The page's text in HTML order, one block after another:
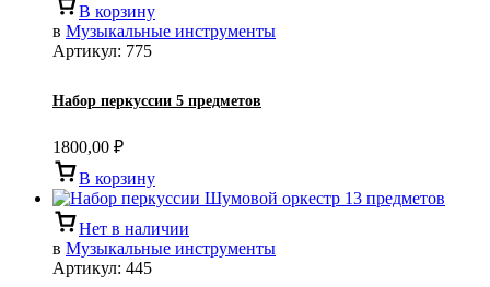
В корзину
в Музыкальные инструменты
Артикул: 775
Набор перкуссии 5 предметов
1800,00 ₽
В корзину
Нет в наличии
в Музыкальные инструменты
Артикул: 445